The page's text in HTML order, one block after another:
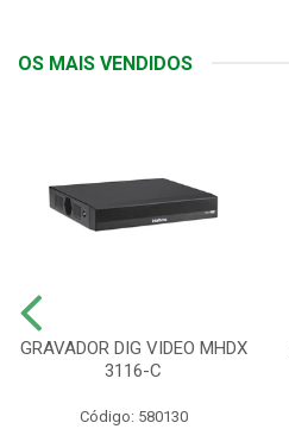
OS MAIS VENDIDOS
GRAVADOR DIG VIDEO MHDX
3116-C
Código: 580130